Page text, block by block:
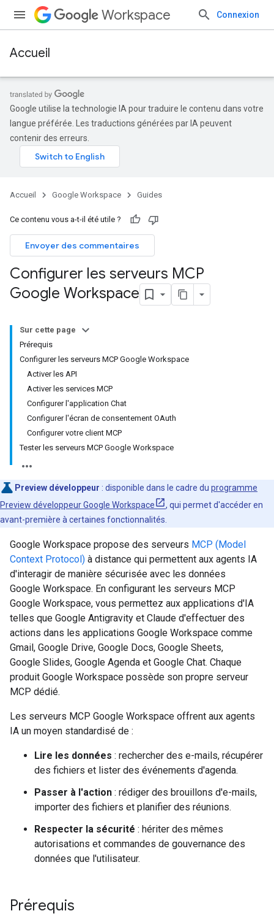
Workspace Connexion
Accueil
Google utilise la technologie IA pour traduire le contenu dans votre
langue préférée. Les traductions générées par IA peuvent
contenir des erreurs.
Accueil Google Workspace Guides
Ce contenu vous a-t-il été utile ?
Envoyer des commentaires
Configurer les serveurs MCP
Google Workspace
Sur cette page
Prérequis
Configurer les serveurs MCP Google Workspace
Activer les API
Activer les services MCP
Configurer l'application Chat
Configurer l'écran de consentement OAuth
Configurer votre client MCP
Tester les serveurs MCP Google Workspace
Preview développeur : disponible dans le cadre du programme
Preview développeur Google Workspace
, qui permet d'accéder en
avant-première à certaines fonctionnalités.
Google Workspace propose des serveurs MCP (Model
Context Protocol) à distance qui permettent aux agents IA
d'interagir de manière sécurisée avec les données
Google Workspace. En configurant les serveurs MCP
Google Workspace, vous permettez aux applications d'IA
telles que Google Antigravity et Claude d'effectuer des
actions dans les applications Google Workspace comme
Gmail, Google Drive, Google Docs, Google Sheets,
Google Slides, Google Agenda et Google Chat. Chaque
produit Google Workspace possède son propre serveur
MCP dédié.
Les serveurs MCP Google Workspace offrent aux agents
IA un moyen standardisé de :
Lire les données : rechercher des e-mails, récupérer
des fichiers et lister des événements d'agenda.
Passer à l'action : rédiger des brouillons d'e-mails,
importer des fichiers et planifier des réunions.
Respecter la sécurité : hériter des mêmes
autorisations et commandes de gouvernance des
données que l'utilisateur.
Prérequis